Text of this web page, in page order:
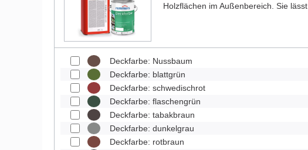
Holzflächen im Außenbereich. Sie lässt
Deckfarbe: Nussbaum
Deckfarbe: blattgrün
Deckfarbe: schwedischrot
Deckfarbe: flaschengrün
Deckfarbe: tabakbraun
Deckfarbe: dunkelgrau
Deckfarbe: rotbraun